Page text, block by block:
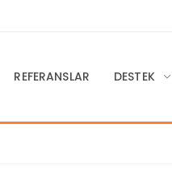
REFERANSLAR DESTEK